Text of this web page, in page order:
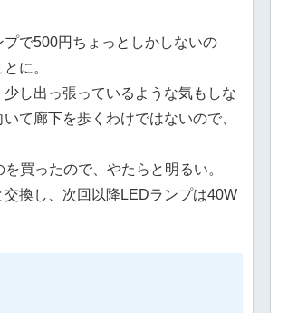
で500円ちょっとしかしないの
に。
し出っ張っているような気もしな
て廊下を歩くわけではないので、
買ったので、やたらと明るい。
換し、次回以降LEDランプは40W